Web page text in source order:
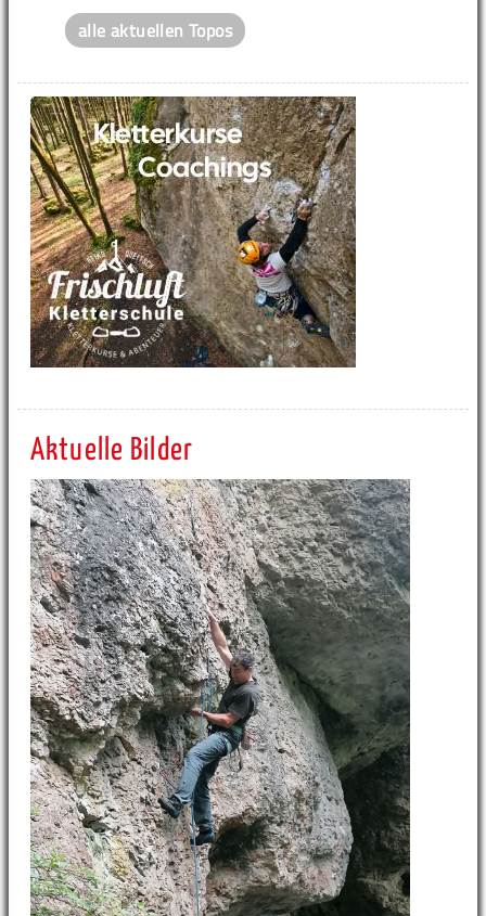
alle aktuellen Topos
Aktuelle Bilder